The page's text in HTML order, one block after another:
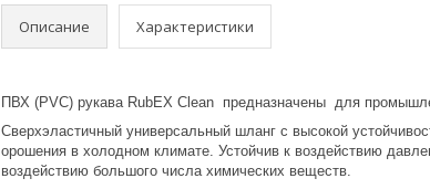
Описание Характеристики
ПВХ (PVC) рукава RubEX Clean предназначены для
Сверхэластичный универсальный шланг с высокой
орошения в холодном климате. Устойчив к воздействию
воздействию большого числа химических веществ.